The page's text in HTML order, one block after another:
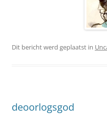
Dit bericht werd geplaatst in
deoorlogsgod